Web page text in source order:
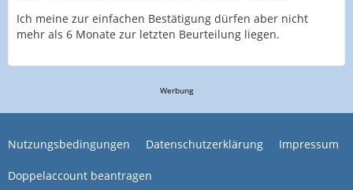
Ich meine zur einfachen Bestätigung dürfen aber nicht
mehr als 6 Monate zur letzten Beurteilung liegen.
Werbung
Nutzungsbedingungen Datenschutzerklärung Impressum
Doppelaccount beantragen